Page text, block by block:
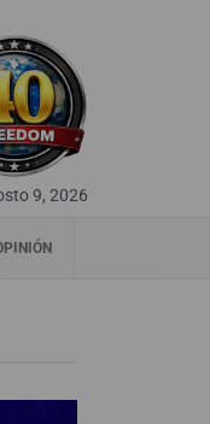
9, 2026